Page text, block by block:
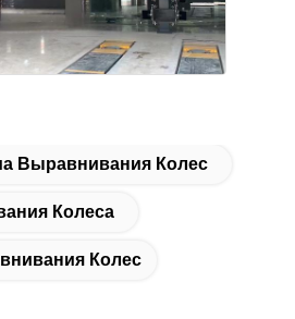
Выравнивания Колес
Колеса
Колес